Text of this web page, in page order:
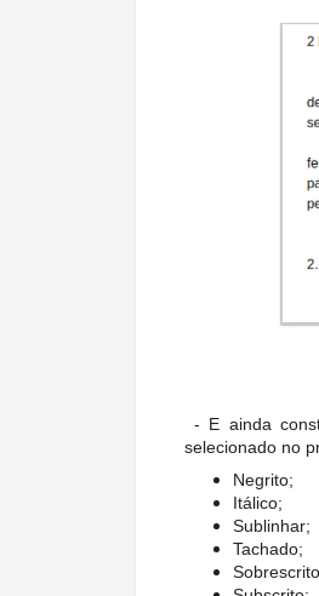
- E ainda
selecionado no
Negrito;
Itálico;
Sublinhar;
Tachado;